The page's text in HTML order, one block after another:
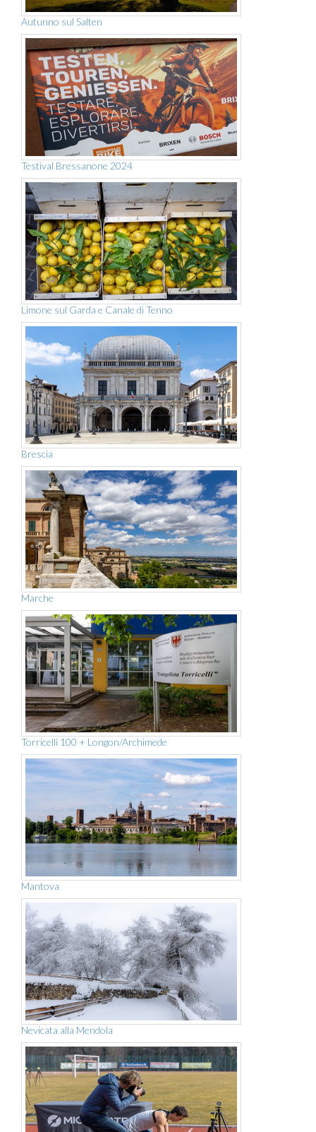
Autunno sul Salten
Testival Bressanone 2024
Limone sul Garda e Canale di Tenno
Brescia
Marche
Torricelli 100 + Longon/Archimede
Mantova
Nevicata alla Mendola